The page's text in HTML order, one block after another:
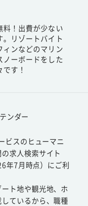
料！出費が少ない
リゾートバイト
ィンなどのマリン
ノーボードをした
す！
ンダー
ビスのヒューマニ
求人検索サイト
年7月時点）にご利
ト地や観光地、ホ
ているから、職種